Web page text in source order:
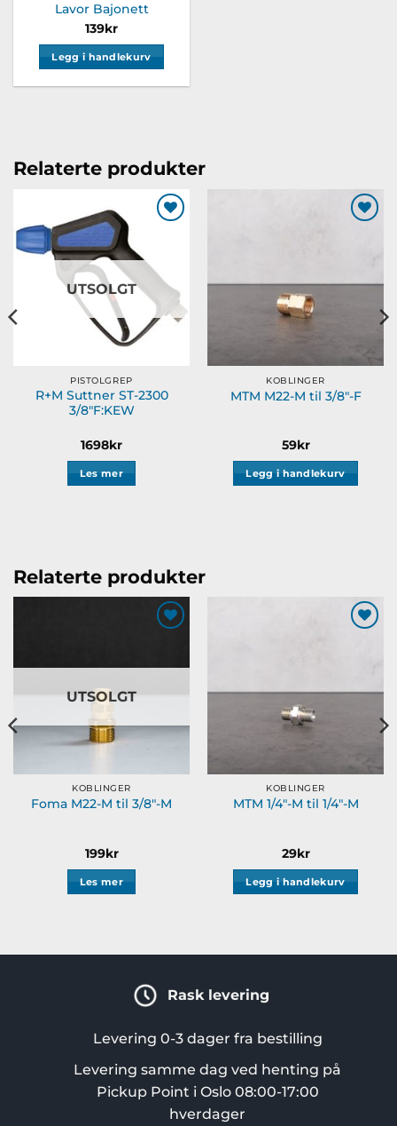
Lavor Bajonett
139kr
Legg i handlekurv
Relaterte produkter
ønskeliste
UTSOLGT
PISTOLGREP
R+M Suttner ST-2300
3/8″F:KEW
1698kr
Les mer
KOBLINGER
MTM M22-M til 3/8″-F
59kr
Legg i handlekurv
Relaterte produkter
UTSOLGT
KOBLINGER
Foma M22-M til 3/8″-M
199kr
Les mer
KOBLINGER
MTM 1/4″-M til 1/4″-M
29kr
Legg i handlekurv
Rask levering
Levering 0-3 dager fra bestilling
Levering samme dag ved henting på
Pickup Point i Oslo 08:00-17:00
hverdager